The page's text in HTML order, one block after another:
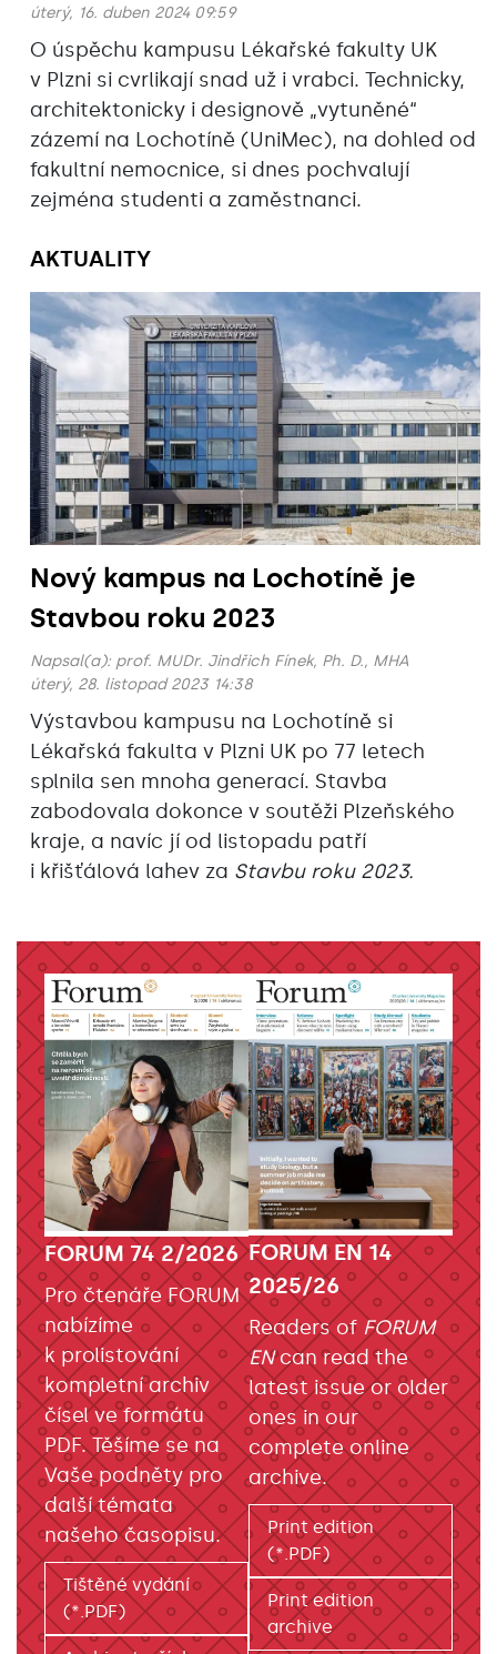
úterý, 16. duben 2024 09:59
O úspěchu kampusu Lékařské fakulty UK
v Plzni si cvrlikají snad už i vrabci. Technicky,
architektonicky i designově „vytuněné“
zázemí na Lochotíně (UniMec), na dohled od
fakultní nemocnice, si dnes pochvalují
zejména studenti a zaměstnanci.
AKTUALITY
Nový kampus na Lochotíně je
Stavbou roku 2023
Napsal(a): prof. MUDr. Jindřich Fínek, Ph. D., MHA
úterý, 28. listopad 2023 14:38
Výstavbou kampusu na Lochotíně si
Lékařská fakulta v Plzni UK po 77 letech
splnila sen mnoha generací. Stavba
zabodovala dokonce v soutěži Plzeňského
kraje, a navíc jí od listopadu patří
i křišťálová lahev za Stavbu roku 2023.
FORUM 74 2/2026
Pro čtenáře FORUM
nabízíme
k prolistování
kompletní archiv
čísel ve formátu
PDF. Těšíme se na
Vaše podněty pro
další témata
našeho časopisu.
Tištěné vydání
(*.PDF)
FORUM EN 14
2025/26
Readers of FORUM
ENcan read the
latest issue or older
ones in our
complete online
archive.
Print edition
(*.PDF)
Print edition
archive